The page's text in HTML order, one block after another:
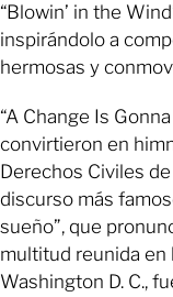
“Blowin’ in the
inspirándolo a
hermosas y
“A Change Is
convirtieron en
Derechos Civiles
discurso más
sueño”, que
multitud reunida en
Washington D. C.,